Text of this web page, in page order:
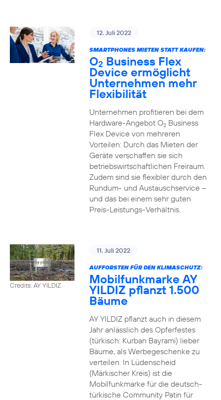
12. Juli 2022
SMARTPHONES MIETEN STATT KAUFEN:
O2 Business Flex
Device ermöglicht
Unternehmen mehr
Flexibilität
Unternehmen profitieren bei dem
Hardware-Angebot O2Business
Flex Device von mehreren
Vorteilen: Durch das Mieten der
Geräte verschaffen sie sich
betriebswirtschaftlichen Freiraum.
Zudem sind sie flexibler durch den
Rundum- und Austauschservice –
und das bei einem sehr guten
Preis-Leistungs-Verhältnis.
Credits: AY YILDIZ
11. Juli 2022
AUFFORSTEN FÜR DEN KLIMASCHUTZ:
Mobilfunkmarke AY
YILDIZ pflanzt 1.500
Bäume
AY YILDIZ pflanzt auch in diesem
Jahr anlässlich des Opferfestes
(türkisch: Kurban Bayrami) lieber
Bäume, als Werbegeschenke zu
verteilen. In Lüdenscheid
(Märkischer Kreis) ist die
Mobilfunkmarke für die deutsch-
türkische Community Patin für